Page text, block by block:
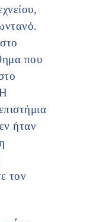
που
ήταν
τον